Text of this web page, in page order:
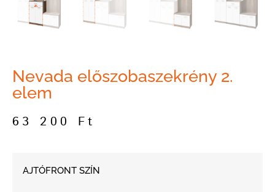
Nevada előszobaszekrény 2.
elem
63 200 Ft
AJTÓFRONT SZÍN